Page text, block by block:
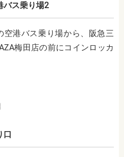
バス乗り場2
空港バス乗り場から、阪急三
梅田店の前にコインロッカ
口